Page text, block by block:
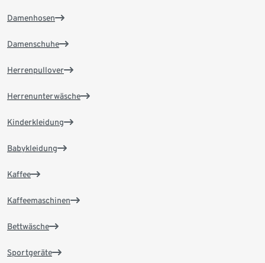
Damenhosen
Damenschuhe
Herrenpullover
Herrenunterwäsche
Kinderkleidung
Babykleidung
Kaffee
Kaffeemaschinen
Bettwäsche
Sportgeräte